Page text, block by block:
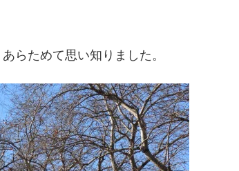
らためて思い知りました。